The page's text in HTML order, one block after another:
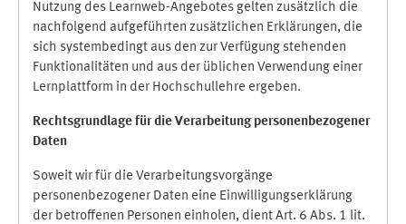
Nutzung des Learnweb-Angebotes gelten zusätzlich die
nachfolgend aufgeführten zusätzlichen Erklärungen, die
sich systembedingt aus den zur Verfügung stehenden
Funktionalitäten und aus der üblichen Verwendung einer
Lernplattform in der Hochschullehre ergeben.
Rechtsgrundlage für die Verarbeitung personenbezogener
Daten
Soweit wir für die Verarbeitungsvorgänge
personenbezogener Daten eine Einwilligungserklärung
der betroffenen Personen einholen, dient Art. 6 Abs. 1 lit.